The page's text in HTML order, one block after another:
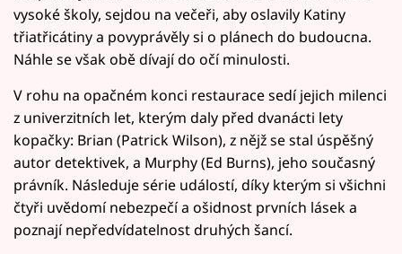
vysoké školy, sejdou na večeři, aby oslavily Katiny
třiatřicátiny a povyprávěly si o plánech do budoucna.
Náhle se však obě dívají do očí minulosti.
V rohu na opačném konci restaurace sedí jejich milenci
z univerzitních let, kterým daly před dvanácti lety
kopačky: Brian (Patrick Wilson), z nějž se stal úspěšný
autor detektivek, a Murphy (Ed Burns), jeho současný
právník. Následuje série událostí, díky kterým si všichni
čtyři uvědomí nebezpečí a ošidnost prvních lásek a
poznají nepředvídatelnost druhých šancí.